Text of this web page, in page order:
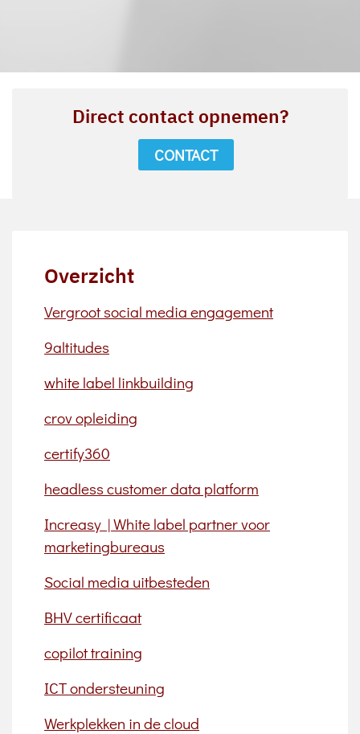
Direct contact opnemen?
CONTACT
Overzicht
Vergroot social media engagement
9altitudes
white label linkbuilding
crov opleiding
certify360
headless customer data platform
Increasy | White label partner voor
marketingbureaus
Social media uitbesteden
BHV certificaat
copilot training
ICT ondersteuning
Werkplekken in de cloud